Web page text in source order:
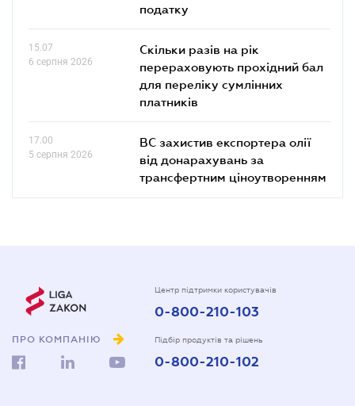
податку
15.07
6 серпня 2026
Скільки разів на рік
перераховують прохідний бал
для переліку сумлінних
платників
17.00
5 серпня 2026
ВС захистив експортера олії
від донарахувань за
трансфертним ціноутворенням
ПРО КОМПАНІЮ
Центр підтримки користувачів
0-800-210-103
Підбір продуктів та рішень
0-800-210-102